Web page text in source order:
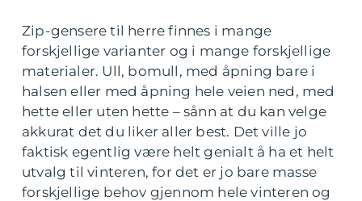
Zip-gensere til herre finnes i mange
forskjellige varianter og i mange forskjellige
materialer. Ull, bomull, med åpning bare i
halsen eller med åpning hele veien ned, med
hette eller uten hette – sånn at du kan velge
akkurat det du liker aller best. Det ville jo
faktisk egentlig være helt genialt å ha et helt
utvalg til vinteren, for det er jo bare masse
forskjellige behov gjennom hele vinteren og